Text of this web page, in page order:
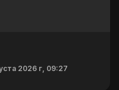
2026 г, 09:27